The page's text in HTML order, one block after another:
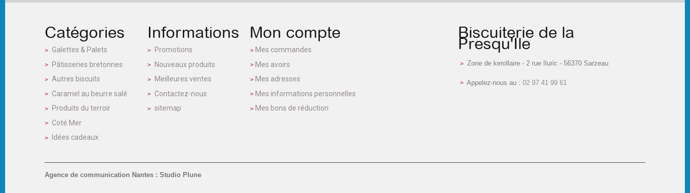
Catégories
Galettes & Palets
Pâtisseries bretonnes
Autres biscuits
Caramel au beurre salé
Produits du terroir
Coté Mer
Idées cadeaux
Informations
Promotions
Nouveaux produits
Meilleures ventes
Contactez-nous
sitemap
Agence de communication Nantes : Studio Plune
Mon compte
Mes commandes
Mes avoirs
Mes adresses
Mes informations personnelles
Mes bons de réduction
Biscuiterie de la
Presqu'Ile
Zone de kerollaire - 2 rue Iluric - 56370 Sarzeau
Appelez-nous au : 02 97 41 99 61